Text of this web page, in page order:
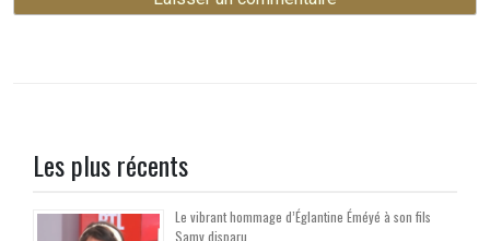
Les plus récents
Le vibrant hommage d’Églantine Éméyé à son fils
Samy disparu